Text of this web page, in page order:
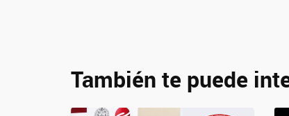
También te puede